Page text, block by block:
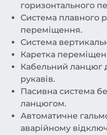
горизонтального
Система плавного
переміщення.
Система
Каретка
Кабельний ланцюг
рукавів.
Пасивна система
ланцюгом.
Автоматичне
аварійному